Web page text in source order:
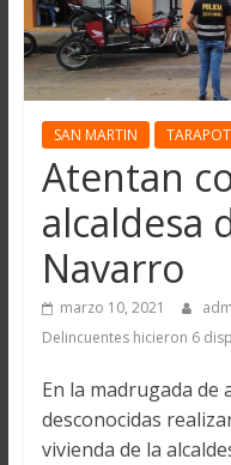
SAN MARTIN
Atentan
alcaldesa
Navarro
marzo 10, 2021
Delincuentes hicieron 6
En la madrugada de
desconocidas
vivienda de la